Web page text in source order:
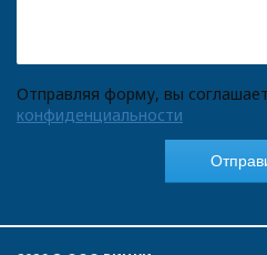
Отправляя форму, вы
конфиденциальности